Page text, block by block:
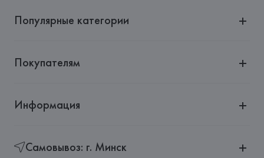
Популярные категории
Покупателям
Информация
Самовывоз: г. Минск